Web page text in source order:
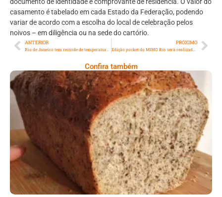
casamento é tabelado em cada Estado da Federação, podendo
variar de acordo com a escolha do local de celebração pelos
noivos – em diligência ou na sede do cartório.
ANTERIOR PRÓXIMO
Confira também
Comer Bem: Pão Low Carb